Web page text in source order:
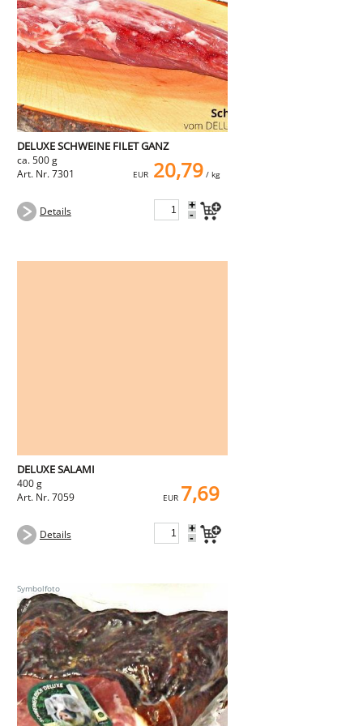
NEMETZ-DOGS
Hundefutter
nass
trocken
Belcando
Barf-Zusätze
Katzenfutter
Gutschein kaufen
DELUXE SCHWEINE FILET GANZ
ca. 500 g
Art. Nr. 7301
EUR 20,79/ kg
Details +
-
DELUXE SALAMI
400 g
Art. Nr. 7059
EUR 7,69
Details +
-